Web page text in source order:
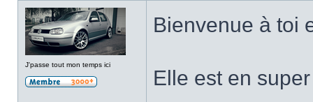
J'passe tout mon temps ici
Bienvenue à toi
Elle est en